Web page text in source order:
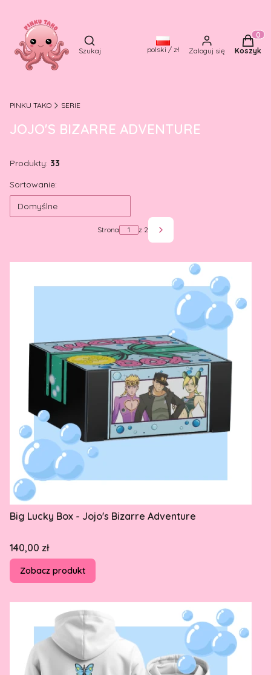
Otwórz wyszukiwarkę
Szukaj polski / zł Zaloguj się Koszyk
PINKU TAKO SERIE
JOJO'S BIZARRE ADVENTURE
Produkty: 33
Lista produktów
Sortowanie:
Domyślne
Strona z 2 Następne produkty
Big Lucky Box - Jojo's Bizarre Adventure
Cena
140,00 zł
Zobacz produkt